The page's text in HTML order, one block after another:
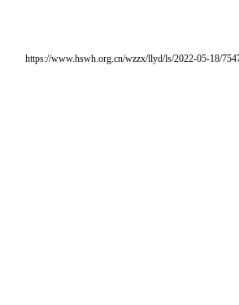
https://www.hswh.org.cn/wzzx/llyd/ls/2022-05-18/